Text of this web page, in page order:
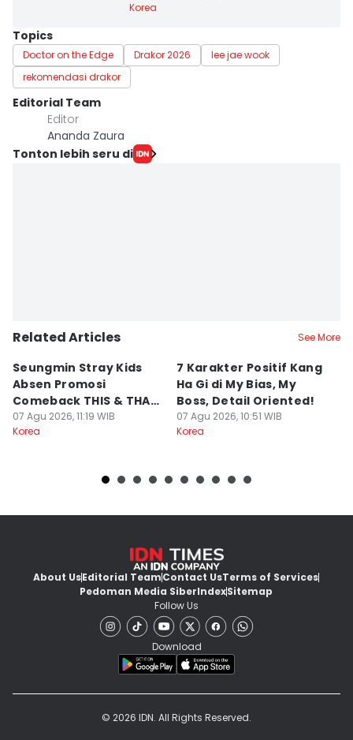
Korea
Topics
Doctor on the Edge Drakor 2026
lee jae wook
rekomendasi drakor
Editorial Team
Editor
Ananda Zaura
Tonton lebih seru di
Related Articles See More
Seungmin Stray Kids
Absen Promosi
Comeback THIS & THAT,
Kenapa?
07 Agu 2026, 11:19 WIB
Korea
7 Karakter Positif Kang
Ha Gi di My Bias, My
Boss, Detail Oriented!
07 Agu 2026, 10:51 WIB
Korea
About UsEditorial TeamContact UsTerms of Services
Pedoman Media SiberIndexSitemap
Follow Us
Download
© 2026 IDN. All Rights Reserved.